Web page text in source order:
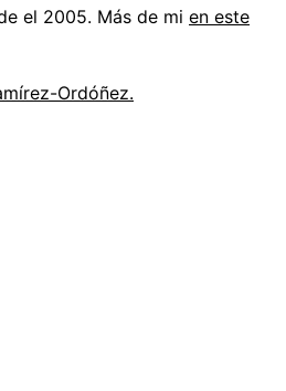
el 2005. Más de mi en este
Ordóñez.